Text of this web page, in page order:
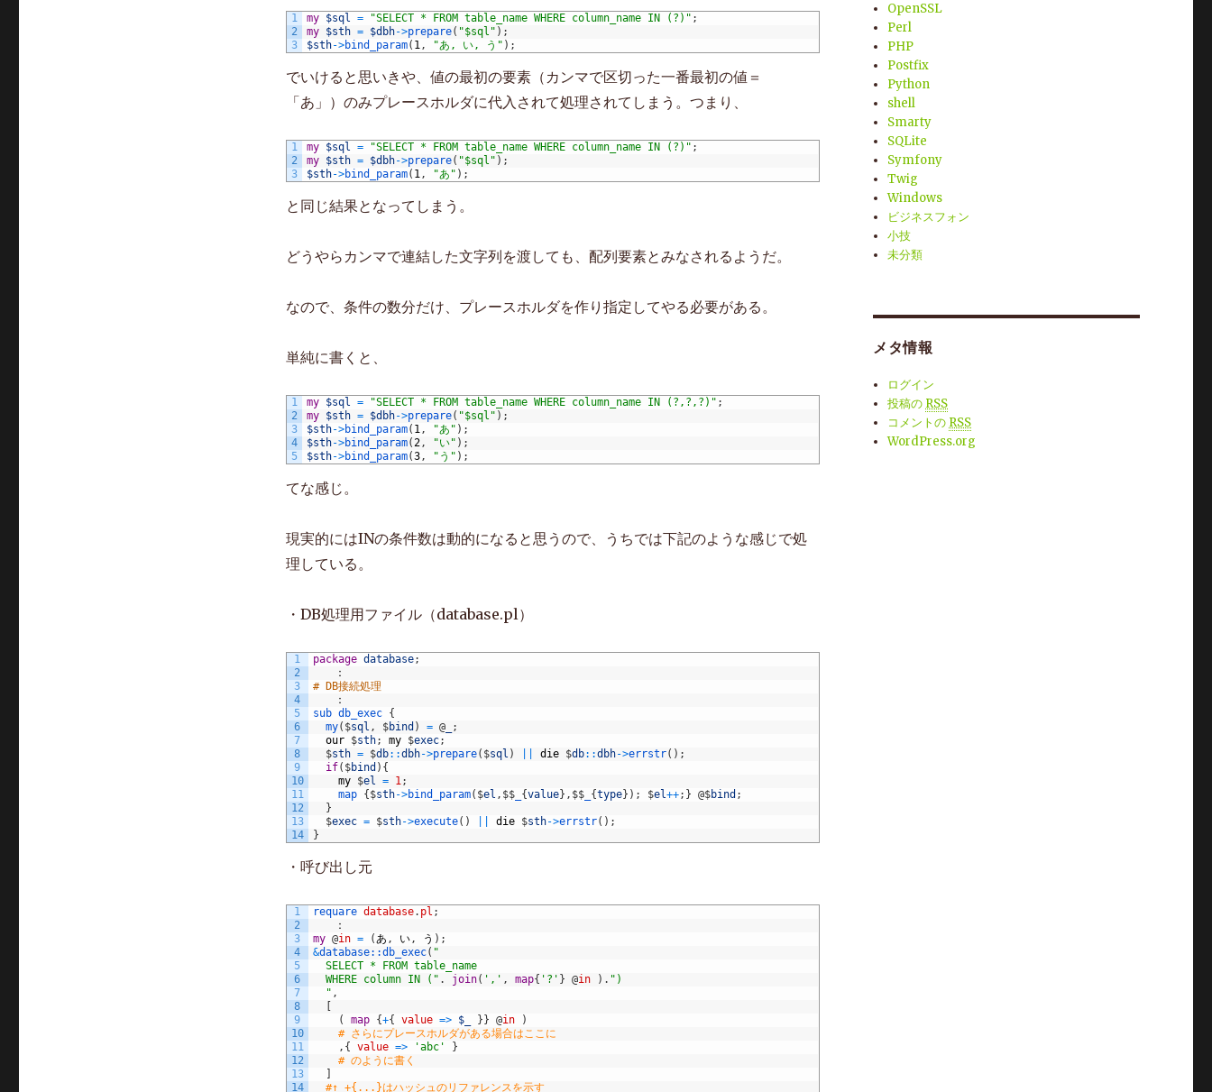
1
2
3
my $sql = "SELECT * FROM table_name WHERE column_name IN (?)" ;
my $sth = $dbh->prepare( "$sql" ) ;
$sth->bind_param( 1, "あ, い, う" ) ;
でいけると思いきや、値の最初の要素（カンマで区切った一番最初の値＝
「あ」）のみプレースホルダに代入されて処理されてしまう。つまり、
1
2
3
my $sql = "SELECT * FROM table_name WHERE column_name IN (?)" ;
my $sth = $dbh->prepare( "$sql" ) ;
$sth->bind_param( 1, "あ" ) ;
と同じ結果となってしまう。
どうやらカンマで連結した文字列を渡しても、配列要素とみなされるようだ。
なので、条件の数分だけ、プレースホルダを作り指定してやる必要がある。
単純に書くと、
1
2
3
4
5
my $sql = "SELECT * FROM table_name WHERE column_name IN (?,?,?)" ;
my $sth = $dbh->prepare( "$sql" ) ;
$sth->bind_param( 1, "あ" ) ;
$sth->bind_param(2, "い" ) ;
$sth->bind_param(3, "う" ) ;
てな感じ。
現実的にはINの条件数は動的になると思うので、うちでは下記のような感じで処
理している。
・DB処理用ファイル（database.pl）
1
2
3
4
5
6
7
8
9
10
11
12
13
14
package database;
：
# DB接続処理
：
sub db_exec {
my( $sql , $bind ) = @_
;
our $sth; my $exec;
$sth = $db::dbh->prepare( $sql ) die $db::dbh->errstr( ) ;
if( $bind ) {
my $el = 1;
map { $sth->bind_param( $el , $$_ {value} , $$_ {type} ) ; $el++; } @$bind ;
}
$exec = $sth->execute( ) die $sth->errstr( ) ;
}
・呼び出し元
1
2
3
4
5
6
7
8
9
10
11
12
13
14
requare database. pl ;
：
my @in = (あ , い, う ) ;
&database::db_exec( "
SELECT * FROM table_name
WHERE column IN (" . join( ',' , map{ '?' } @in ) . ")
" ,
(
map {+{ value => $_ } } @in
)
# さらにプレースホルダがある場合はここに
, { value => 'abc'
}
# のように書く
#↑ +{...}はハッシュのリファレンスを示す
OpenSSL
Perl
PHP
Postfix
Python
shell
Smarty
SQLite
Symfony
Twig
Windows
ビジネスフォン
小技
未分類
メタ情報
ログイン
投稿の RSS
コメントの RSS
WordPress.org